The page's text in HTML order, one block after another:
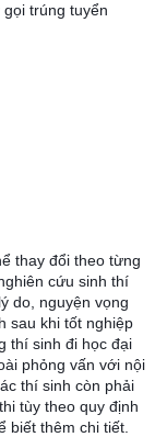
trúng tuyển
thay đổi theo từng
cứu sinh thí
do, nguyện vọng
sau khi tốt nghiệp
thí sinh đi học đại
phỏng vấn với nội
thí sinh còn phải
tùy theo quy định
biết thêm chi tiết.